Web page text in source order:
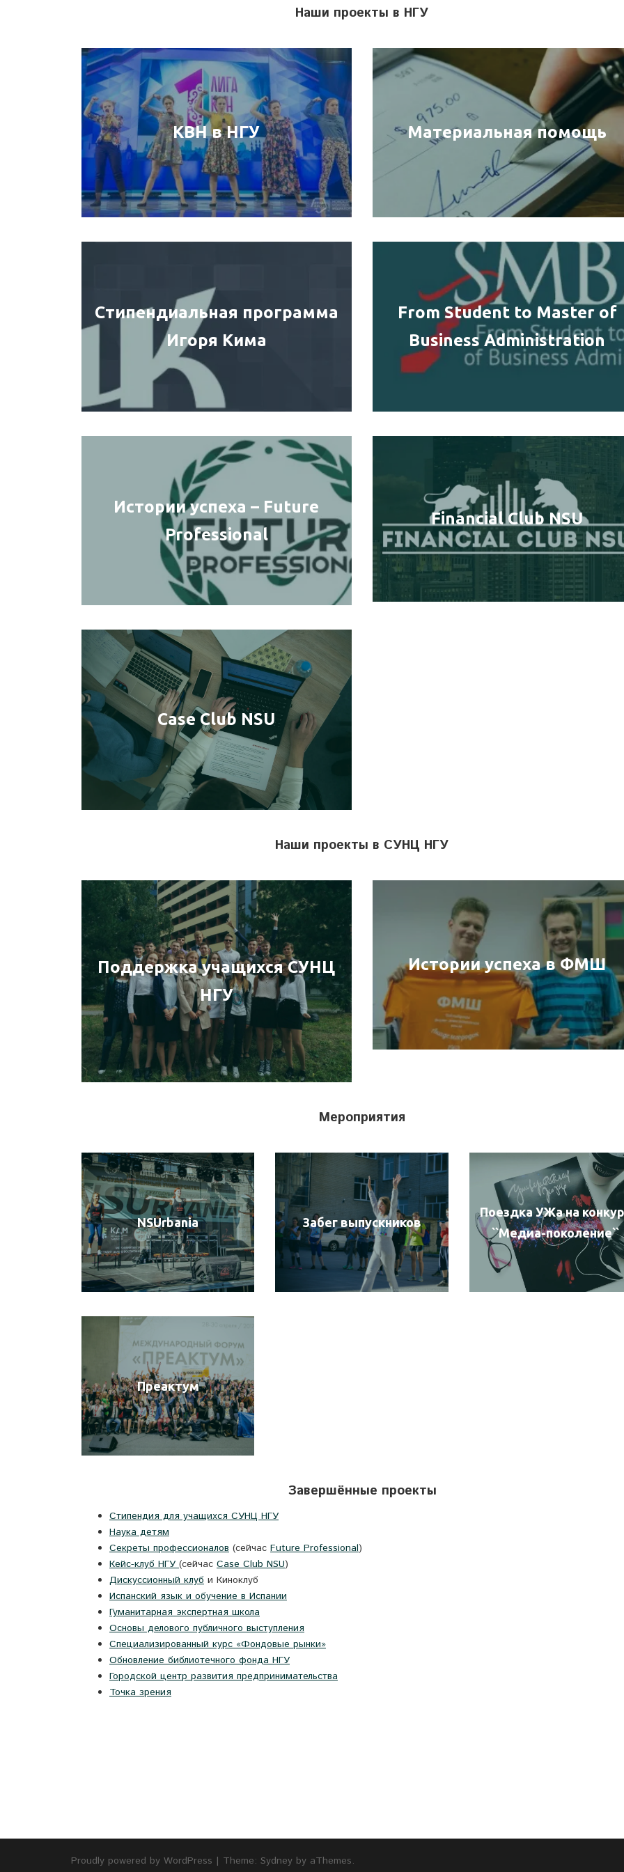
Наши проекты в НГУ
КВН в НГУ
Стипендиальная программа
Игоря Кима
Истории успеха – Future
Professional
Case Club NSU
Материальная помощь
From Student to Master of
Business Administration
Financial Club NSU
Наши проекты в СУНЦ НГУ
Поддержка учащихся СУНЦ
НГУ
Истории успеха в ФМШ
Мероприятия
NSUrbania
Преактум
Забег выпускников
Поездка УЖа на
``Медиа-поколение``
Завершённые проекты
Стипендия для учащихся СУНЦ НГУ
Наука детям
Секреты профессионалов (сейчас Future Professional)
Кейс-клуб НГУ(сейчас Case Club NSU)
Дискуссионный клуб и Киноклуб
Испанский язык и обучение в Испании
Гуманитарная экспертная школа
Основы делового публичного выступления
Специализированный курс «Фондовые рынки»
Обновление библиотечного фонда НГУ
Городской центр развития предпринимательства
Точка зрения
Proudly powered by WordPress | Theme: Sydney by aThemes.